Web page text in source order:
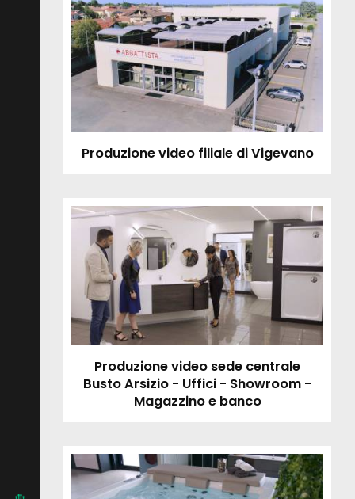
Produzione video filiale di Vigevano
Produzione video sede centrale
Busto Arsizio - Uffici - Showroom -
Magazzino e banco